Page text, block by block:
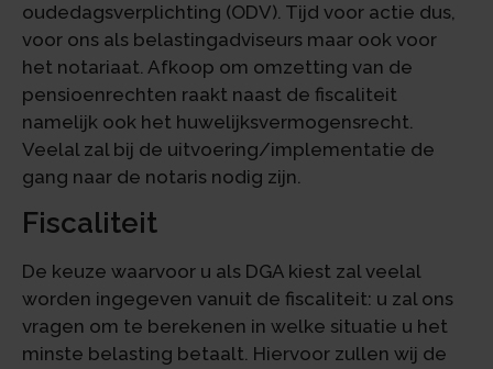
oudedagsverplichting (ODV). Tijd voor actie dus,
voor ons als belastingadviseurs maar ook voor
het notariaat. Afkoop om omzetting van de
pensioenrechten raakt naast de fiscaliteit
namelijk ook het huwelijksvermogensrecht.
Veelal zal bij de uitvoering/implementatie de
gang naar de notaris nodig zijn.
Fiscaliteit
De keuze waarvoor u als DGA kiest zal veelal
worden ingegeven vanuit de fiscaliteit: u zal ons
vragen om te berekenen in welke situatie u het
minste belasting betaalt. Hiervoor zullen wij de